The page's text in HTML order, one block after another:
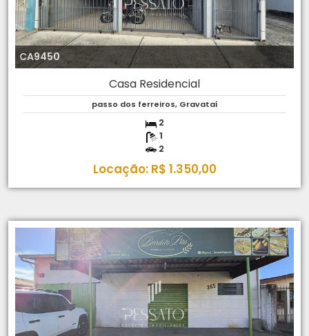
CA9450
Casa Residencial
passo dos ferreiros, Gravataí
2
1
2
Locação: R$ 1.350,00